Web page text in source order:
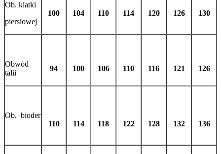
Ob. klatki
piersiowej
100 104 110 114 120 126 130
Obwód
talii
94 100 106 110 116 121 126
Ob. bioder
110
114 118 122 128 132 136